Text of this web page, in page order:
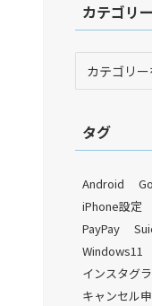
カテゴリー
ータグ
Android
iPhone設定
PayPay
Windows11
インスタグ
キャンセル